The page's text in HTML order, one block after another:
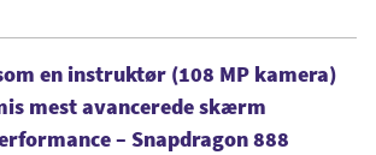
en instruktør (108 MP kamera)
mest avancerede skærm
– Snapdragon 888